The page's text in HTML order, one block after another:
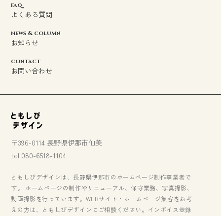
faq
よくある質問
news & column
お知らせ
contact
お問い合わせ
〒396-0114 長野県伊那市仙美
tel 080-6518-1104
ともしびデザインは、長野県伊那市のホームページ制作事業者で
す。 ホームページの制作やリニューアル、保守業務、写真撮影、
動画撮影を行っています。WEBサイト・ホームページ集客をお考
えの方は、ともしびデザインにご相談ください。インボイス登録